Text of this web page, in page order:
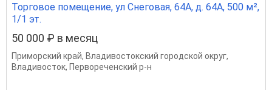
Торговое помещение, ул Снеговая, 64А, д. 64А, 500 м²,
1/1 эт.
50 000 ₽ в месяц
Приморский край, Владивостокский городской округ,
Владивосток, Первореченский р-н